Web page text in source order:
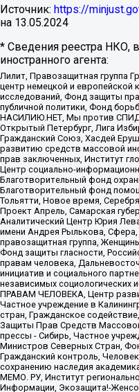
Источник: https://
на 13.05.2024
* Сведения реестра
иностранного агента:
Лилит, Правозащитная группа
центр немецкой и европейской
исследований, Фонд защиты
публичной политики, Фонд
НАСИЛИЮ.НЕТ, Мы против
Открытый Петербург, Лига
Гражданский Союз, Хасдей
развитию средств массовой
прав заключенных, Институт
Центр социально-
Благотворительный фонд
Благотворительный фонд
Тольятти, Новое время,
Проект Апрель, Самарская
Аналитический Центр Юрия
имени Андрея Рылькова,
правозащитная группа,
Фонд защиты гласности,
правам человека,
инициатив и социального
независимых
ПРАВАМ ЧЕЛОВЕКА, Центр
Частное учреждение в
стран, Гражданское
Защиты Прав Средств
прессы - Сибирь, Частное
Министров Северных Стран,
Гражданский контроль,
сохранению наследия
МЕМО. РУ, Институт
Информации, Экозащита!-